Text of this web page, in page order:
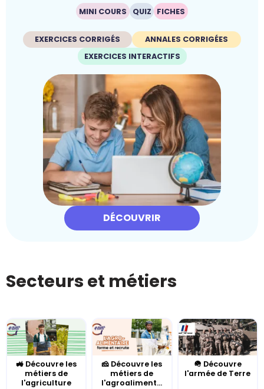
MINI COURS QUIZ FICHES
EXERCICES CORRIGÉS
ANNALES CORRIGÉES
EXERCICES INTERACTIFS
DÉCOUVRIR
Secteurs et métiers
🚜 Découvre les
métiers de
l'agriculture
🧀 Découvre les
métiers de
l'agroaliment...
🪖 Découvre
l'armée de Terre